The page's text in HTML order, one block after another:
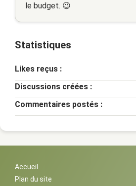
le budget. 😉
Statistiques
Likes reçus :
Discussions créées :
Commentaires postés :
Accueil
Plan du site